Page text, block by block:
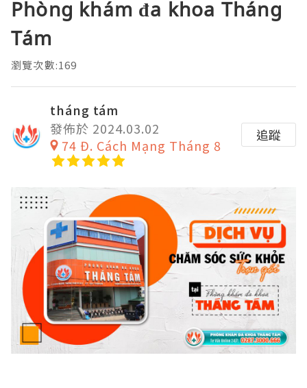
Phòng khám đa khoa Tháng
Tám
瀏覽次數:169
tháng tám
發佈於 2024.03.02
74 Đ. Cách Mạng Tháng 8
追蹤